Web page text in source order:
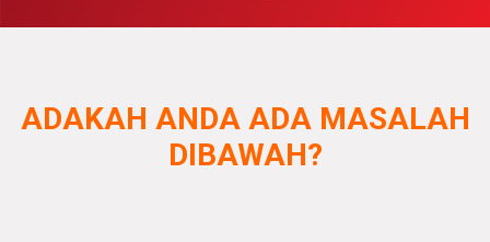
ADAKAH ANDA ADA MASALAH
DIBAWAH?